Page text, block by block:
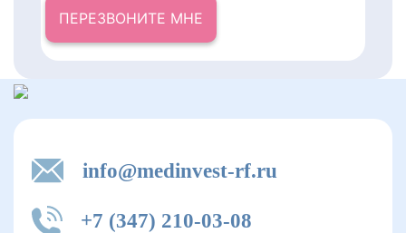
ПЕРЕЗВОНИТЕ МНЕ
info@medinvest-rf.ru
+7 (347) 210-03-08